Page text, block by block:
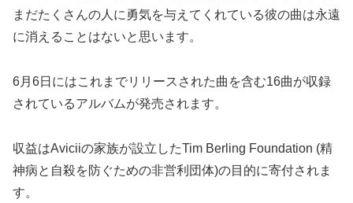
まだたくさんの人に勇気を与えてくれている彼の曲は永遠
に消えることはないと思います。
6月6日にはこれまでリリースされた曲を含む16曲が収録
されているアルバムが発売されます。
収益はAviciiの家族が設立したTim Berling Foundation (精
神病と自殺を防ぐための非営利団体)の目的に寄付されま
す。